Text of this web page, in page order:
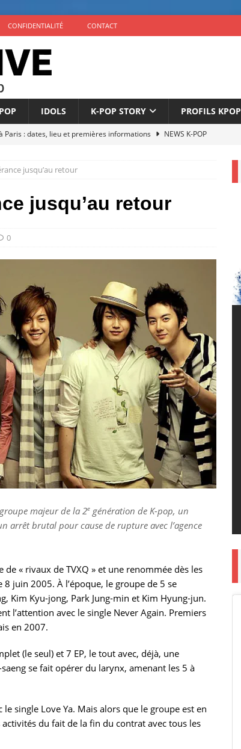
CONFIDENTIALITÉ CONTACT
IDOLS K-POP STORY PROFILS KPOP
Paris : dates, lieu et premières informations
NEWS K-POP
son comeback avec l’EP ‘The Phase’ le 4 septembre
son retour à 9 membres sous un nouveau label
jusqu’au retour
jusqu’au retour
0
majeur de la 2egénération de K-pop, un
arrêt brutal pour cause de rupture avec l’agence
« rivaux de TVXQ » et une renommée dès les
juin 2005. À l’époque, le groupe de 5 se
Kim Kyu-jong, Park Jung-min et Kim Hyung-jun.
l’attention avec le single Never Again. Premiers
en 2007.
(le seul) et 7 EP, le tout avec, déjà, une
se fait opérer du larynx, amenant les 5 à
single Love Ya. Mais alors que le groupe est en
du fait de la fin du contrat avec tous les